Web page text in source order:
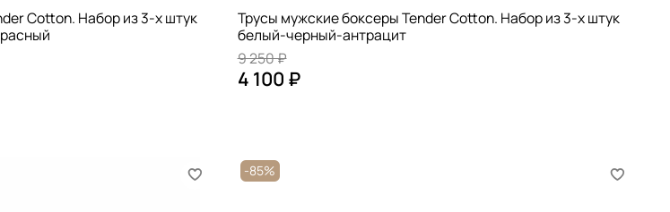
Cotton. Набор из 3-х штук
Трусы мужские боксеры Tender Cotton. Набор из 3-х штук
белый-черный-антрацит
9 250 ₽
4 100 ₽
-85%